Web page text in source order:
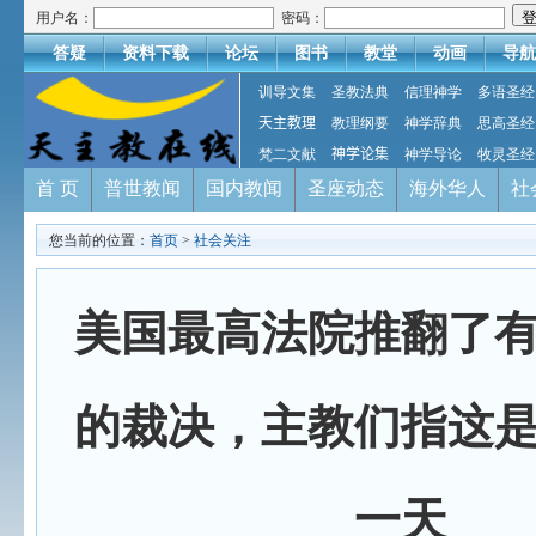
用户名： 密码：
答疑 资料下载 论坛 图书 教堂 动画 导航
训导文集 圣教法典 信理神学
多语圣经
天主教理
教理纲要 神学辞典
思高圣经
梵二文献
神学论集 神学导论 牧灵圣经
首 页 普世教闻 国内教闻 圣座动态 海外华人 社
您当前的位置： 首页 > 社会关注
美国最高法院推翻了
的裁决，主教们指这
一天